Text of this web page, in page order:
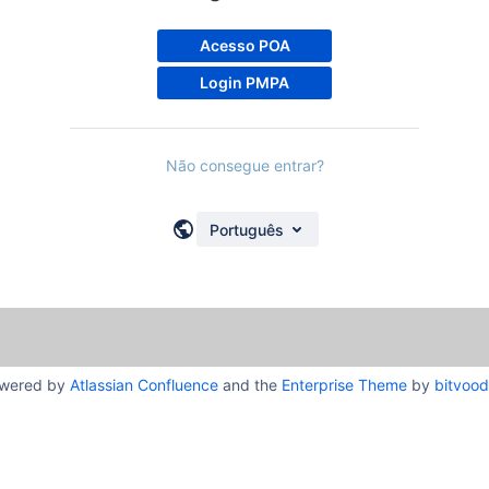
Acesso POA
Login PMPA
Não consegue entrar?
Português
by Atlassian Confluenceand the Enterprise Themeby